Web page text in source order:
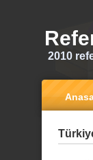
2010